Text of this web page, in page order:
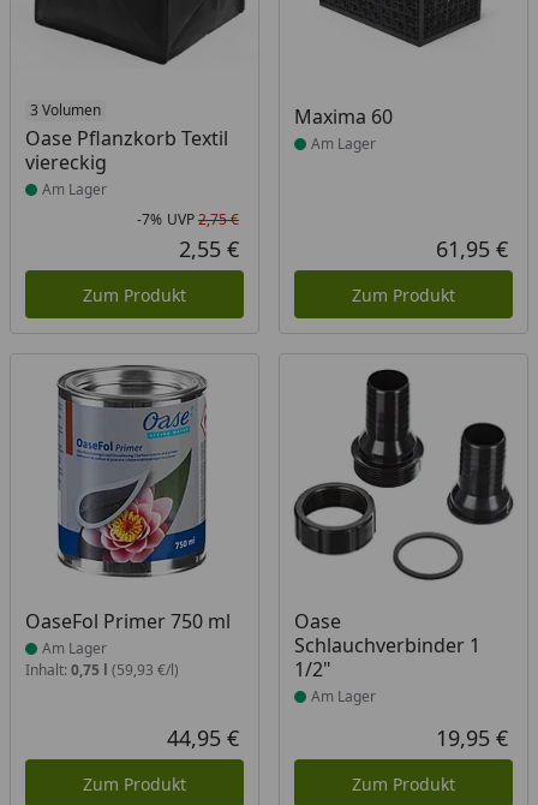
3 Volumen
Oase Pflanzkorb Textil
viereckig
Produkt am Lager
Am Lager
Rabatt in Prozent
-7%
Ursprünglicher Preis
UVP2,75 €
Aktueller Preis
2,55 €
Zum Produkt
Maxima 60
Produkt am Lager
Am Lager
61,95 €
Zum Produkt
OaseFol Primer 750 ml
Produkt am Lager
Am Lager
Inhalt: 0,75 l (59,93 €/l)
Aktueller Preis
44,95 €
Zum Produkt
Oase
Schlauchverbinder 1
1/2"
Produkt am Lager
Am Lager
19,95 €
Zum Produkt